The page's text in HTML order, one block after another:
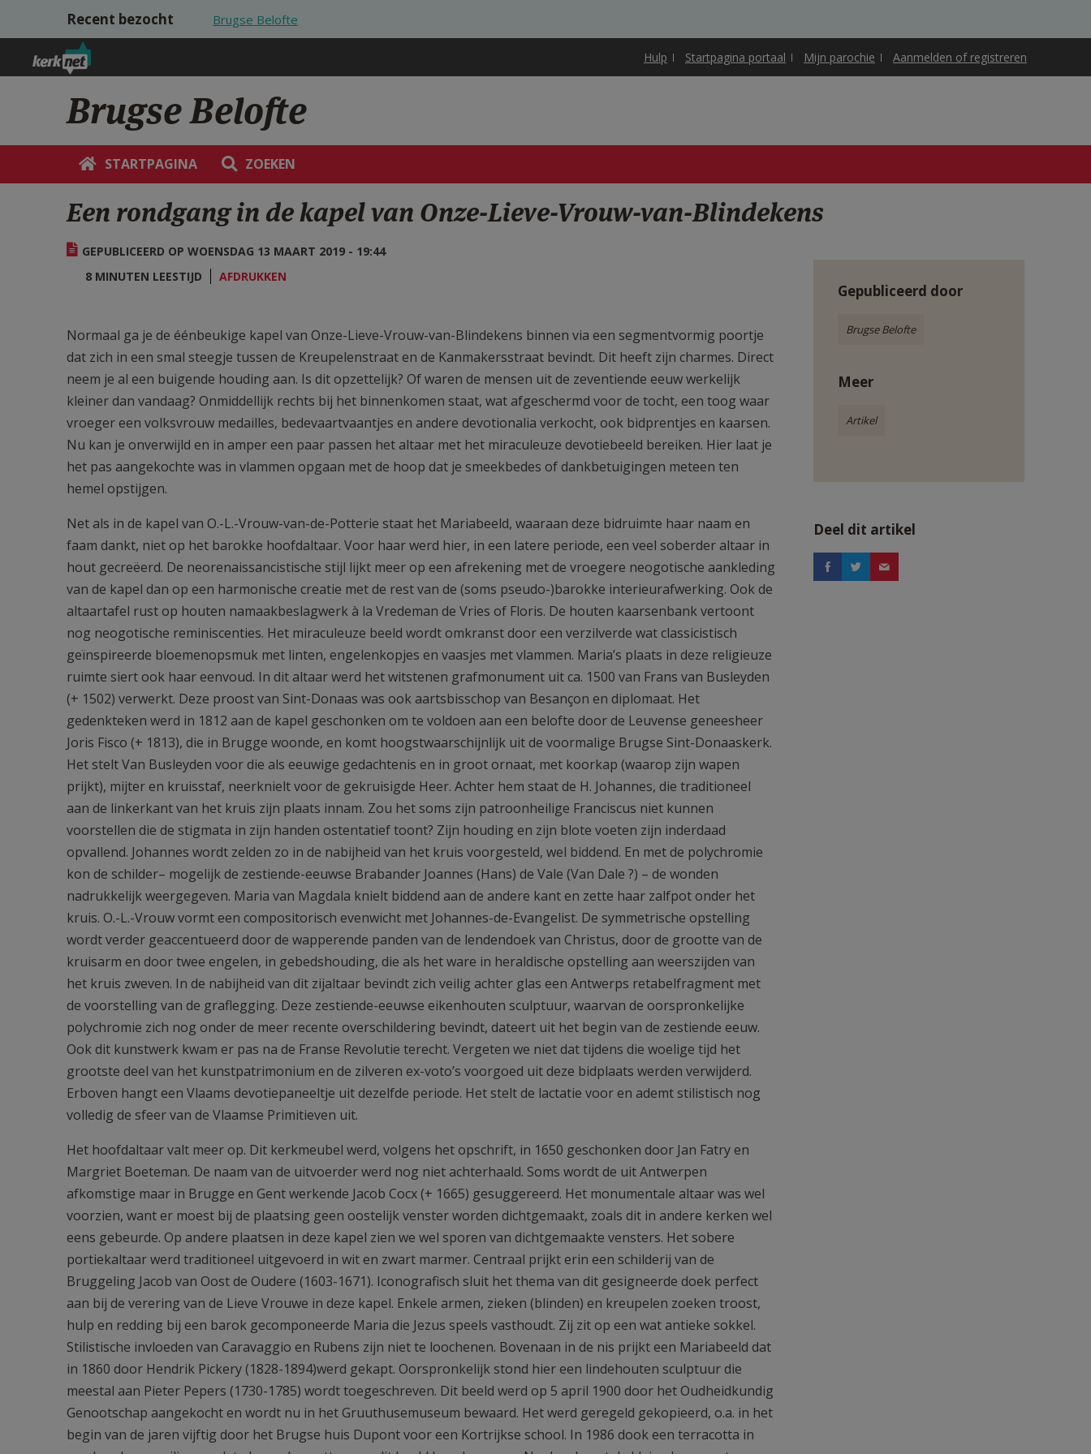
Overslaan en naar de inhoud gaan
Recent bezocht Brugse Belofte
Hulp Startpagina portaal Mijn parochie Aanmelden of registreren
Brugse Belofte
STARTPAGINA ZOEKEN
Een rondgang in de kapel van Onze-Lieve-Vrouw-van-Blindekens
GEPUBLICEERD OP WOENSDAG 13 MAART 2019 - 19:44
8 MINUTEN LEESTIJD
AFDRUKKEN
Normaal ga je de éénbeukige kapel van Onze-Lieve-Vrouw-van-Blindekens binnen via een segmentvormig poortje
dat zich in een smal steegje tussen de Kreupelenstraat en de Kanmakersstraat bevindt. Dit heeft zijn charmes. Direct
neem je al een buigende houding aan. Is dit opzettelijk? Of waren de mensen uit de zeventiende eeuw werkelijk
kleiner dan vandaag? Onmiddellijk rechts bij het binnenkomen staat, wat afgeschermd voor de tocht, een toog waar
vroeger een volksvrouw medailles, bedevaartvaantjes en andere devotionalia verkocht, ook bidprentjes en kaarsen.
Nu kan je onverwijld en in amper een paar passen het altaar met het miraculeuze devotiebeeld bereiken. Hier laat je
het pas aangekochte was in vlammen opgaan met de hoop dat je smeekbedes of dankbetuigingen meteen ten
hemel opstijgen.
Net als in de kapel van O.-L.-Vrouw-van-de-Potterie staat het Mariabeeld, waaraan deze bidruimte haar naam en
faam dankt, niet op het barokke hoofdaltaar. Voor haar werd hier, in een latere periode, een veel soberder altaar in
hout gecreëerd. De neorenaissancistische stijl lijkt meer op een afrekening met de vroegere neogotische aankleding
van de kapel dan op een harmonische creatie met de rest van de (soms pseudo-)barokke interieurafwerking. Ook de
altaartafel rust op houten namaakbeslagwerk à la Vredeman de Vries of Floris. De houten kaarsenbank vertoont
nog neogotische reminiscenties. Het miraculeuze beeld wordt omkranst door een verzilverde wat classicistisch
geïnspireerde bloemenopsmuk met linten, engelenkopjes en vaasjes met vlammen. Maria’s plaats in deze religieuze
ruimte siert ook haar eenvoud. In dit altaar werd het witstenen grafmonument uit ca. 1500 van Frans van Busleyden
(+ 1502) verwerkt. Deze proost van Sint-Donaas was ook aartsbisschop van Besançon en diplomaat. Het
gedenkteken werd in 1812 aan de kapel geschonken om te voldoen aan een belofte door de Leuvense geneesheer
Joris Fisco (+ 1813), die in Brugge woonde, en komt hoogstwaarschijnlijk uit de voormalige Brugse Sint-Donaaskerk.
Het stelt Van Busleyden voor die als eeuwige gedachtenis en in groot ornaat, met koorkap (waarop zijn wapen
prijkt), mijter en kruisstaf, neerknielt voor de gekruisigde Heer. Achter hem staat de H. Johannes, die traditioneel
aan de linkerkant van het kruis zijn plaats innam. Zou het soms zijn patroonheilige Franciscus niet kunnen
voorstellen die de stigmata in zijn handen ostentatief toont? Zijn houding en zijn blote voeten zijn inderdaad
opvallend. Johannes wordt zelden zo in de nabijheid van het kruis voorgesteld, wel biddend. En met de polychromie
kon de schilder– mogelijk de zestiende-eeuwse Brabander Joannes (Hans) de Vale (Van Dale ?) – de wonden
nadrukkelijk weergegeven. Maria van Magdala knielt biddend aan de andere kant en zette haar zalfpot onder het
kruis. O.-L.-Vrouw vormt een compositorisch evenwicht met Johannes-de-Evangelist. De symmetrische opstelling
wordt verder geaccentueerd door de wapperende panden van de lendendoek van Christus, door de grootte van de
kruisarm en door twee engelen, in gebedshouding, die als het ware in heraldische opstelling aan weerszijden van
het kruis zweven. In de nabijheid van dit zijaltaar bevindt zich veilig achter glas een Antwerps retabelfragment met
de voorstelling van de graflegging. Deze zestiende-eeuwse eikenhouten sculptuur, waarvan de oorspronkelijke
polychromie zich nog onder de meer recente overschildering bevindt, dateert uit het begin van de zestiende eeuw.
Ook dit kunstwerk kwam er pas na de Franse Revolutie terecht. Vergeten we niet dat tijdens die woelige tijd het
grootste deel van het kunstpatrimonium en de zilveren ex-voto’s voorgoed uit deze bidplaats werden verwijderd.
Erboven hangt een Vlaams devotiepaneeltje uit dezelfde periode. Het stelt de lactatie voor en ademt stilistisch nog
volledig de sfeer van de Vlaamse Primitieven uit.
Het hoofdaltaar valt meer op. Dit kerkmeubel werd, volgens het opschrift, in 1650 geschonken door Jan Fatry en
Margriet Boeteman. De naam van de uitvoerder werd nog niet achterhaald. Soms wordt de uit Antwerpen
afkomstige maar in Brugge en Gent werkende Jacob Cocx (+ 1665) gesuggereerd. Het monumentale altaar was wel
voorzien, want er moest bij de plaatsing geen oostelijk venster worden dichtgemaakt, zoals dit in andere kerken wel
eens gebeurde. Op andere plaatsen in deze kapel zien we wel sporen van dichtgemaakte vensters. Het sobere
portiekaltaar werd traditioneel uitgevoerd in wit en zwart marmer. Centraal prijkt erin een schilderij van de
Bruggeling Jacob van Oost de Oudere (1603-1671). Iconografisch sluit het thema van dit gesigneerde doek perfect
aan bij de verering van de Lieve Vrouwe in deze kapel. Enkele armen, zieken (blinden) en kreupelen zoeken troost,
hulp en redding bij een barok gecomponeerde Maria die Jezus speels vasthoudt. Zij zit op een wat antieke sokkel.
Stilistische invloeden van Caravaggio en Rubens zijn niet te loochenen. Bovenaan in de nis prijkt een Mariabeeld dat
in 1860 door Hendrik Pickery (1828-1894)werd gekapt. Oorspronkelijk stond hier een lindehouten sculptuur die
meestal aan Pieter Pepers (1730-1785) wordt toegeschreven. Dit beeld werd op 5 april 1900 door het Oudheidkundig
Genootschap aangekocht en wordt nu in het Gruuthusemuseum bewaard. Het werd geregeld gekopieerd, o.a. in het
begin van de jaren vijftig door het Brugse huis Dupont voor een Kortrijkse school. In 1986 dook een terracotta in
Gepubliceerd door
Brugse Belofte
Meer
Artikel
Deel dit artikel